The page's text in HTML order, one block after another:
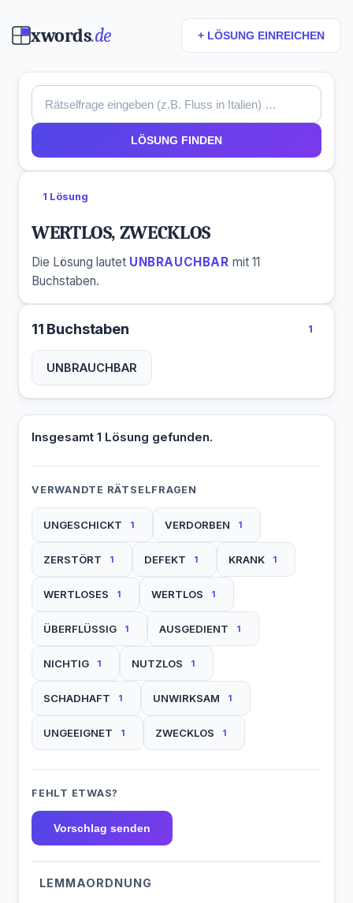
xwords.de + LÖSUNG EINREICHEN
LÖSUNG FINDEN
1 Lösung
WERTLOS, ZWECKLOS
Die Lösung lautet UNBRAUCHBAR mit 11
Buchstaben.
11 Buchstaben 1
UNBRAUCHBAR
Insgesamt 1 Lösung gefunden.
VERWANDTE RÄTSELFRAGEN
UNGESCHICKT 1 VERDORBEN 1
ZERSTÖRT 1 DEFEKT 1 KRANK 1
WERTLOSES 1 WERTLOS 1
ÜBERFLÜSSIG 1 AUSGEDIENT 1
NICHTIG 1 NUTZLOS 1
SCHADHAFT 1 UNWIRKSAM 1
UNGEEIGNET 1 ZWECKLOS 1
FEHLT ETWAS?
Vorschlag senden
LEMMAORDNUNG